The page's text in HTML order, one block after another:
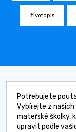
životopis
Potřebujete
Vybírejte z
mateřské školky,
upravit podle